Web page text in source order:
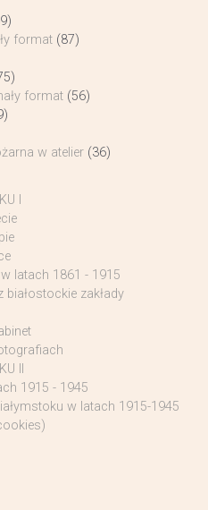
format (87)
format (56)
w atelier (36)
I
latach 1861 - 1915
białostockie zakłady
II
1915 - 1945
w latach 1915-1945